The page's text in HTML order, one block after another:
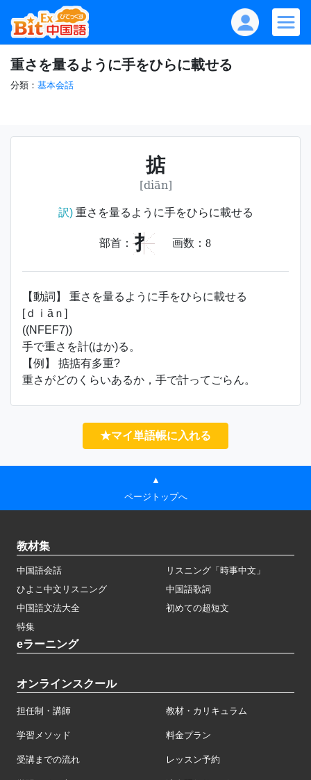
重さを量るように手をひらに載せる
分類： 基本会話
掂
[diān]
訳)重さを量るように手をひらに載せる
部首： 扌 画数： 8
【動詞】 重さを量るように手をひらに載せる
[ｄｉāｎ]
((NFEF7))
手で重さを計(はか)る。
【例】 掂掂有多重?
重さがどのくらいあるか，手で計ってごらん。
★マイ単語帳に入れる
▲
ページトップへ
教材集
中国語会話
リスニング「時事中文」
ひよこ中文リスニング
中国語歌詞
中国語文法大全
初めての超短文
特集
eラーニング
オンラインスクール
担任制・講師 教材・カリキュラム
学習メソッド 料金プラン
受講までの流れ レッスン予約